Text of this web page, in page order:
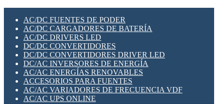
SWITCH Y MICROSWITCH
TARJETAS PI
UNIÓN Y DERIVACIÓN DE CABLE
PLACAS MODULARES IOT
SWITCHES Y REDES WIFI
SOLUCIONES IOT
SOLUCIONES LORAWAN
SOLUCIONES RED CELULAR
SEGURIDAD PARA REDES
SWITCHES LAN
TELEFONÍA IP (VOIP)
VIGILANCIA IP (CCTV)
MESHTASTIC
AC/DC FUENTES DE PODER
AC/DC CARGADORES DE BATERÍA
AC/DC DRIVERS LED
DC/DC CONVERTIDORES
DC/DC CONVERTIDORES DRIVER LED
DC/AC INVERSORES DE ENERGÍA
AC/AC ENERGÍAS RENOVABLES
ACCESORIOS PARA FUENTES
AC/AC VARIADORES DE FRECUENCIA VDF
AC/AC UPS ONLINE